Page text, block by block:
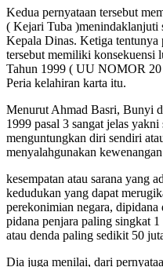
Kedua pernyataan tersebut
( Kejari Tuba )menindaklanjuti
Kepala Dinas. Ketiga tentunya
tersebut memiliki konsekuensi
Tahun 1999 ( UU NOMOR 20
Peria kelahiran karta itu.
Menurut Ahmad Basri, Bunyi
1999 pasal 3 sangat jelas
menguntungkan diri sendiri
menyalahgunakan kewenangan
kesempatan atau sarana yang
kedudukan yang dapat
perekonimian negara,
pidana penjara paling singkat
atau denda paling sedikit 50
Dia juga menilai, dari